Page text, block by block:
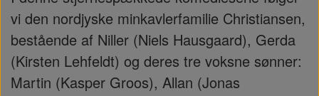
vi den nordjyske minkavlerfamilie Christiansen,
bestående af Niller (Niels Hausgaard), Gerda
(Kirsten Lehfeldt) og deres tre voksne sønner:
Martin (Kasper Groos), Allan (Jonas